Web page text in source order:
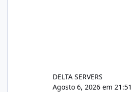
DELTA SERVERS
Agosto 6, 2026 em 21:51